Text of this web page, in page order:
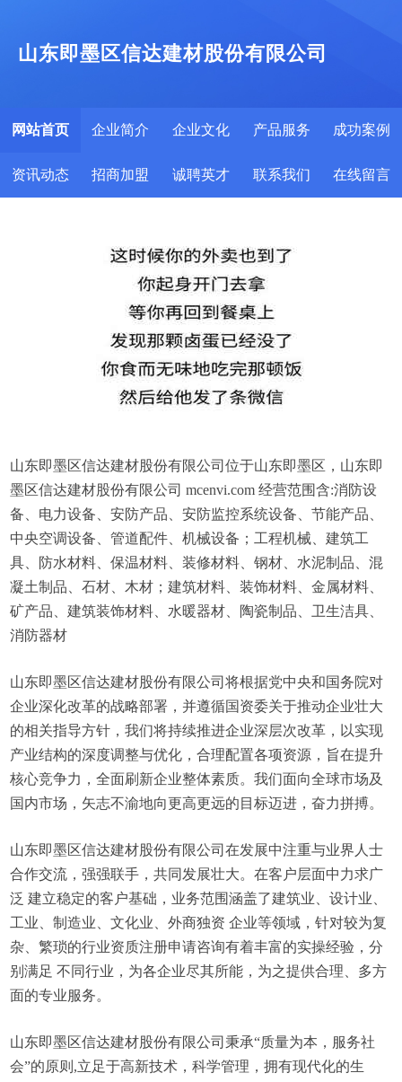
山东即墨区信达建材股份有限公司
网站首页 企业简介 企业文化 产品服务 成功案例
资讯动态 招商加盟 诚聘英才 联系我们 在线留言
山东即墨区信达建材股份有限公司位于山东即墨区，山东即
墨区信达建材股份有限公司 mcenvi.com 经营范围含:消防设
备、电力设备、安防产品、安防监控系统设备、节能产品、
中央空调设备、管道配件、机械设备；工程机械、建筑工
具、防水材料、保温材料、装修材料、钢材、水泥制品、混
凝土制品、石材、木材；建筑材料、装饰材料、金属材料、
矿产品、建筑装饰材料、水暖器材、陶瓷制品、卫生洁具、
消防器材
山东即墨区信达建材股份有限公司将根据党中央和国务院对
企业深化改革的战略部署，并遵循国资委关于推动企业壮大
的相关指导方针，我们将持续推进企业深层次改革，以实现
产业结构的深度调整与优化，合理配置各项资源，旨在提升
核心竞争力，全面刷新企业整体素质。我们面向全球市场及
国内市场，矢志不渝地向更高更远的目标迈进，奋力拼搏。
山东即墨区信达建材股份有限公司在发展中注重与业界人士
合作交流，强强联手，共同发展壮大。在客户层面中力求广
泛 建立稳定的客户基础，业务范围涵盖了建筑业、设计业、
工业、制造业、文化业、外商独资 企业等领域，针对较为复
杂、繁琐的行业资质注册申请咨询有着丰富的实操经验，分
别满足 不同行业，为各企业尽其所能，为之提供合理、多方
面的专业服务。
山东即墨区信达建材股份有限公司秉承“质量为本，服务社
会”的原则,立足于高新技术，科学管理，拥有现代化的生